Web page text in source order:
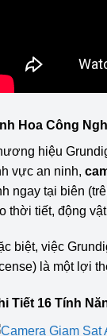
Hoa Công
hiệu
vực an ninh,
ngay tại biên
thời tiết, động
biệt, việc
là một lợi
Tiết 16 Tính